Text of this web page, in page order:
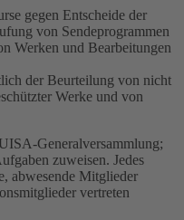
gegen Entscheide der
von Sendeprogrammen
Werken und Bearbeitungen
der Beurteilung von nicht
Werke und von
Generalversammlung;
zuweisen. Jedes
abwesende Mitglieder
vertreten